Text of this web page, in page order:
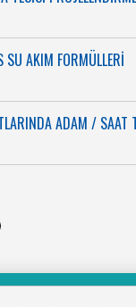
SU AKIM FORMÜLLERİ
ADAM / SAAT